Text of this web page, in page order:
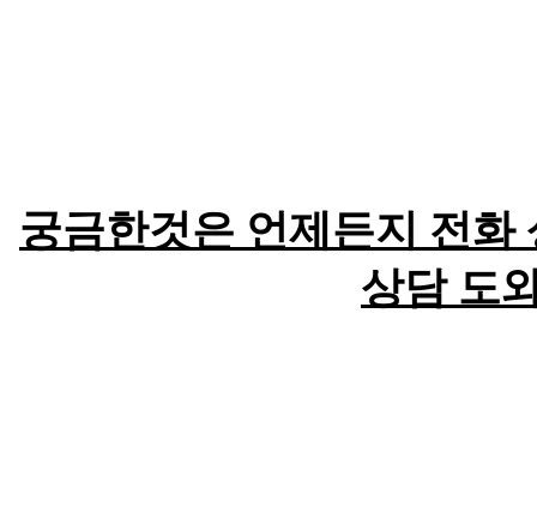
궁금한것은 언제든지 전화
상담 도